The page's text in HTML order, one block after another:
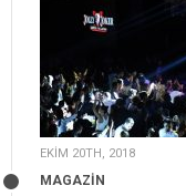
EKIM 20TH, 2018
MAGAZİN